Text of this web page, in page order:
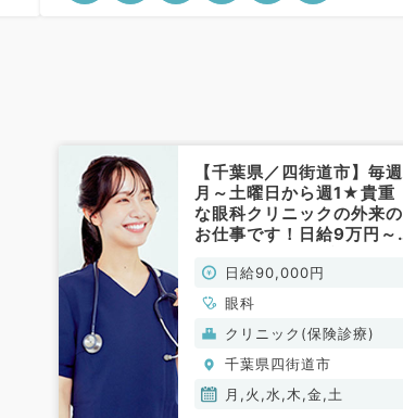
【千葉県／四街道市】毎週
月～土曜日から週1★貴重
な眼科クリニックの外来の
お仕事です！日給9万円～
★（眼科／非常勤）
日給90,000円
眼科
クリニック(保険診療)
千葉県四街道市
月,火,水,木,金,土